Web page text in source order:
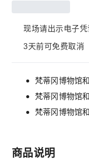
现场请出示电子凭
3天前可免费取消
梵蒂冈博物馆
梵蒂冈博物馆
梵蒂冈博物馆
商品说明